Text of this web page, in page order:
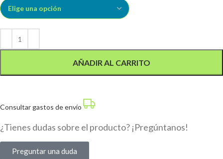
AÑADIR AL CARRITO
Consultar gastos de envío
¿Tienes dudas sobre el producto? ¡Pregúntanos!
Preguntar una duda